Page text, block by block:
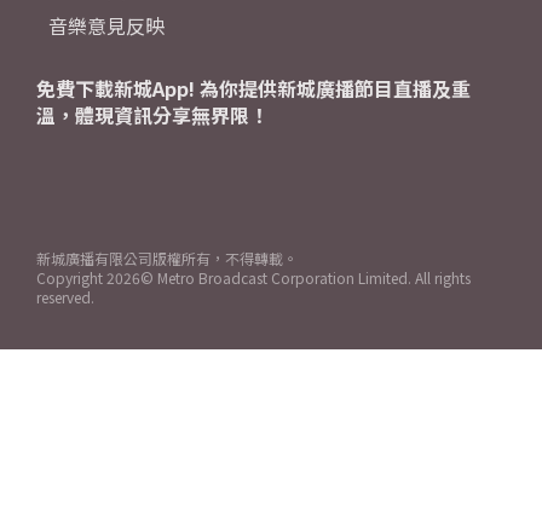
音樂意見反映
免費下載新城App! 為你提供新城廣播節目直播及重
溫，體現資訊分享無界限！
新城廣播有限公司版權所有，不得轉載。
Copyright 2026© Metro Broadcast Corporation Limited. All rights
reserved.